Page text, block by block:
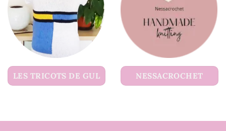
LES TRICOTS DE GUL NESSACROCHET